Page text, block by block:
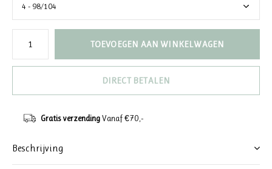
TOEVOEGEN AAN WINKELWAGEN
DIRECT BETALEN
Gratis verzendingVanaf €70,-
Beschrijving